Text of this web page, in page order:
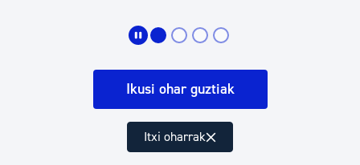
Ikusi ohar guztiak
Itxi oharrak